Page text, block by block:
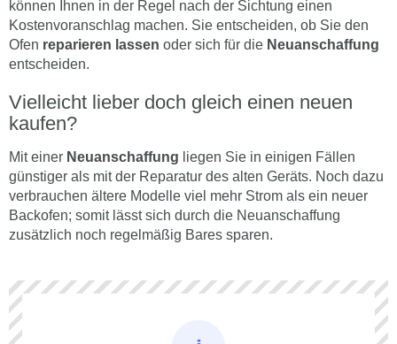
können Ihnen in der Regel nach der Sichtung einen
Kostenvoranschlag machen. Sie entscheiden, ob Sie den
Ofen reparieren lassen oder sich für die Neuanschaffung
entscheiden.
Vielleicht lieber doch gleich einen neuen
kaufen?
Mit einer Neuanschaffung liegen Sie in einigen Fällen
günstiger als mit der Reparatur des alten Geräts. Noch dazu
verbrauchen ältere Modelle viel mehr Strom als ein neuer
Backofen; somit lässt sich durch die Neuanschaffung
zusätzlich noch regelmäßig Bares sparen.